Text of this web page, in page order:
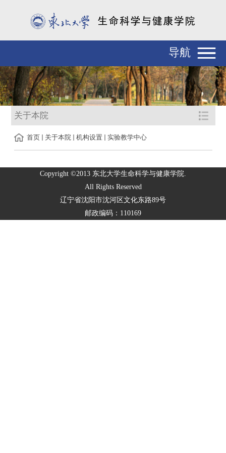
导航
关于本院
首页 关于本院 机构设置 实验教学中心
Copyright ©2013 东北大学生命科学与健康学院.
All Rights Reserved
辽宁省沈阳市沈河区文化东路89号
邮政编码：110169